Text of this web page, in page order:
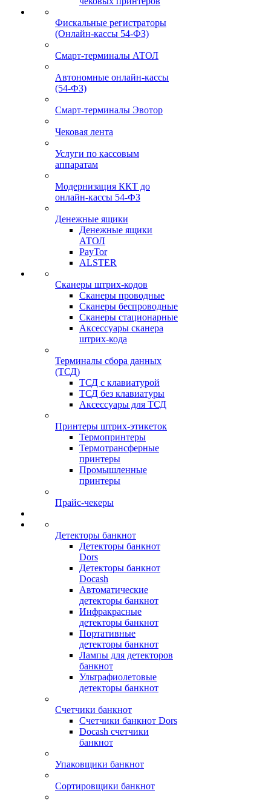
Фискальные регистраторы
(Онлайн-кассы 54-ФЗ)
Смарт-терминалы АТОЛ
Автономные онлайн-кассы
(54-ФЗ)
Смарт-терминалы Эвотор
Чековая лента
Услуги по кассовым
аппаратам
Модернизация ККТ до
онлайн-кассы 54-ФЗ
Денежные ящики
Денежные ящики
АТОЛ
PayTor
ALSTER
Сканеры штрих-кодов
Сканеры проводные
Сканеры беспроводные
Сканеры стационарные
Аксессуары сканера
штрих-кода
Терминалы сбора данных
(ТСД)
ТСД с клавиатурой
ТСД без клавиатуры
Аксессуары для ТСД
Принтеры штрих-этикеток
Термопринтеры
Термотрансферные
принтеры
Промышленные
принтеры
Прайс-чекеры
Детекторы банкнот
Детекторы банкнот
Dors
Детекторы банкнот
Docash
Автоматические
детекторы банкнот
Инфракрасные
детекторы банкнот
Портативные
детекторы банкнот
Лампы для детекторов
банкнот
Ультрафиолетовые
детекторы банкнот
Счетчики банкнот
Счетчики банкнот Dors
Docash счетчики
банкнот
Упаковщики банкнот
Сортировщики банкнот